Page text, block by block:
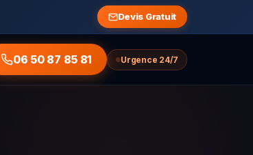
Devis Gratuit
06 50 87 85 81 Urgence 24/7